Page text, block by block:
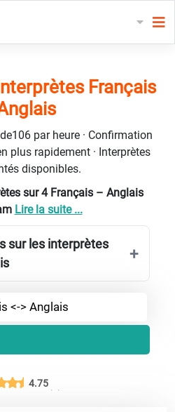
Français
par heure · Confirmation
plus rapidement · Interprètes
disponibles.
sur 4 Français – Anglais
Lire la suite ...
sur les interprètes
<-> Anglais
4.75